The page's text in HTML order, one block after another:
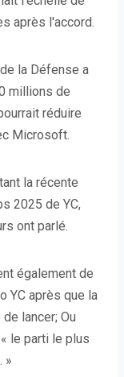
après l'accord.
la Défense a
millions de
réduire
Microsoft.
la récente
2025 de YC,
ont parlé.
également de
YC après que la
lancer; Ou
le parti le plus
»